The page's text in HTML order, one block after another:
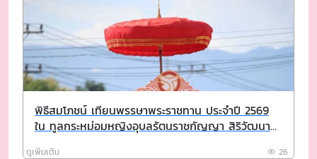
พิธีสมโภชน์ เทียนพรรษาพระราชทาน ประจำปี 2569
ใน ทูลกระหม่อมหญิงอุบลรัตนราชกัญญา สิริวัฒนา
ดูเพิ่มเติม 26